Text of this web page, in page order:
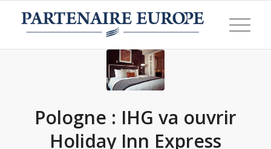
Pologne : IHG va ouvrir
Holiday Inn Express